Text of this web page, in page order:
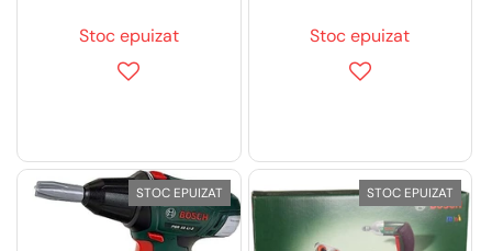
Stoc epuizat Stoc epuizat
STOC EPUIZAT STOC EPUIZAT